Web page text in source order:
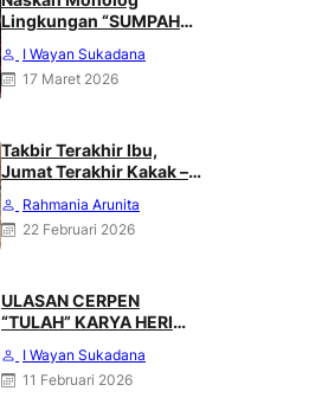
Lingkungan “SUMPAH
Karya Heri Haliling
I Wayan Sukadana
17 Maret 2026
Takbir Terakhir Ibu,
Jumat Terakhir Kakak –
Rahmania Arunita
22 Februari 2026
ULASAN CERPEN
“TULAH” KARYA HERI
MERDEKA, MINGGU 08
FEBRUARI 2026
I Wayan Sukadana
11 Februari 2026